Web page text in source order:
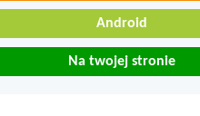
Android
Na twojej stronie